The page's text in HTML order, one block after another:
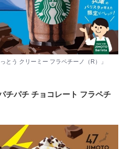
とう クリーミー フラペチーノ（R）」
チパチ チョコレート フラペチ